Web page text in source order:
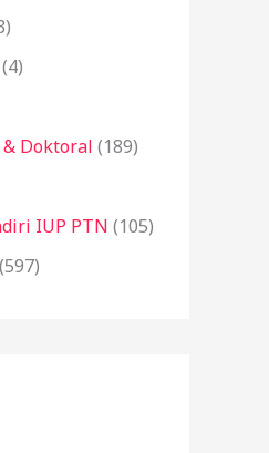
(4)
& Doktoral (189)
IUP PTN (105)
(597)